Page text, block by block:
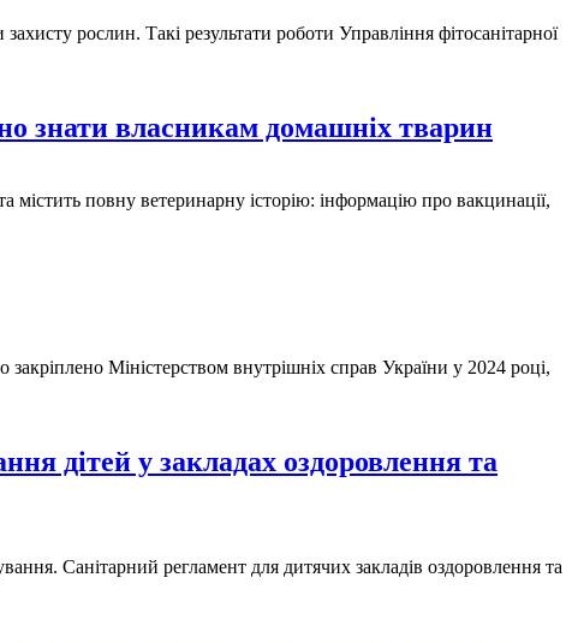
рослин. Такі результати роботи Управління фітосанітарної
знати власникам домашніх тварин
повну ветеринарну історію: інформацію про вакцинації,
Міністерством внутрішніх справ України у 2024 році,
дітей у закладах оздоровлення та
Санітарний регламент для дитячих закладів оздоровлення та